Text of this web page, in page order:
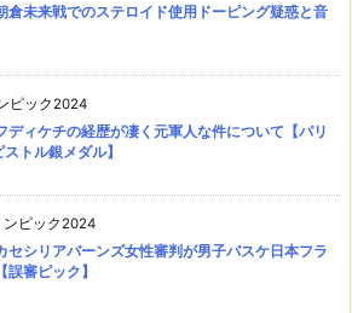
倉未来戦でのステロイド使用ドーピング疑惑と音
ピック2024
ディケチの経歴が凄く元軍人な件について【パリ
トル銀メダル】
ンピック2024
セシリアバーンズ女性審判が男子バスケ日本フラ
審ピック】